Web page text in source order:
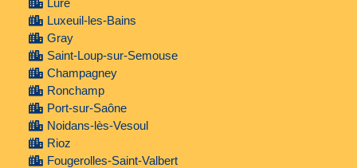
Lure
Luxeuil-les-Bains
Gray
Saint-Loup-sur-Semouse
Champagney
Ronchamp
Port-sur-Saône
Noidans-lès-Vesoul
Rioz
Fougerolles-Saint-Valbert